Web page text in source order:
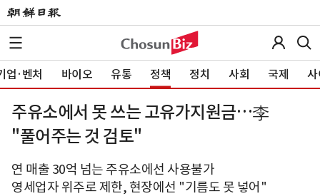
업·벤처 바이오 유통 정책 정치 사회 국제 사
주유소에서 못 쓰는 고유가지원금…李
"풀어주는 것 검토"
연 매출 30억 넘는 주유소에선 사용불가
영세업자 위주로 제한, 현장에선 "기름도 못 넣어"